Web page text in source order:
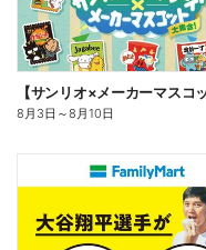
8月3日 ～8月10日